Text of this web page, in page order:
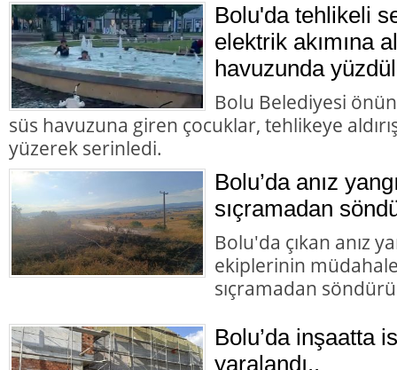
Bolu'da tehlikeli
elektrik akımına
havuzunda
Bolu Belediyesi
süs havuzuna giren çocuklar, tehlikeye
yüzerek serinledi.
Bolu’da anız
sıçramadan
Bolu'da çıkan anız
ekiplerinin
sıçramadan
Bolu’da inşaatta
yaralandı..